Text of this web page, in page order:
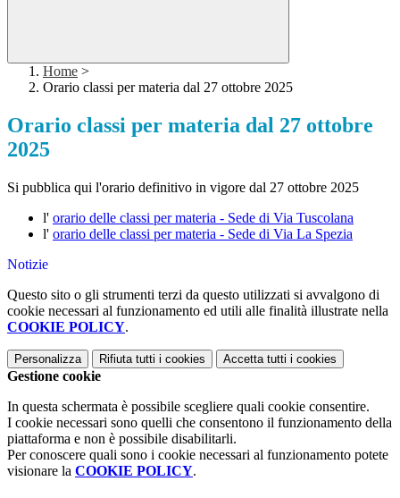
Home >
Orario classi per materia dal 27 ottobre 2025
Orario classi per materia dal 27 ottobre
2025
Si pubblica qui l'orario definitivo in vigore dal 27 ottobre 2025
l' orario delle classi per materia - Sede di Via Tuscolana
l' orario delle classi per materia - Sede di Via La Spezia
Notizie
Questo sito o gli strumenti terzi da questo utilizzati si avvalgono di
cookie necessari al funzionamento ed utili alle finalità illustrate nella
COOKIE POLICY.
Personalizza Rifiuta tutti i cookies Accetta tutti i cookies
Gestione cookie
In questa schermata è possibile scegliere quali cookie consentire.
I cookie necessari sono quelli che consentono il funzionamento della
piattaforma e non è possibile disabilitarli.
Per conoscere quali sono i cookie necessari al funzionamento potete
visionare la COOKIE POLICY.